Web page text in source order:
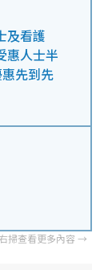
及看護
惠人士半
先到先